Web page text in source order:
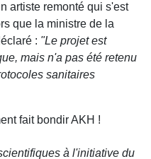
artiste remonté qui s'est
que la ministre de la
: "Le projet est
mais n'a pas été retenu
sanitaires
fait bondir AKH !
à l'initiative du